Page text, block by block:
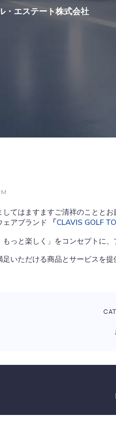
・エステート株式会社
てはますますご清祥のこととお
ェアブランド
「CLAVIS GOLF
もっと楽しく」をコンセプトに
いただける商品とサービスを